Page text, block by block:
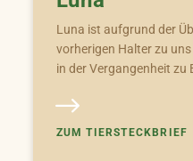
Luna ist aufgrund der
vorherigen Halter zu
in der Vergangenheit zu
ZUM TIERSTECKBRIEF